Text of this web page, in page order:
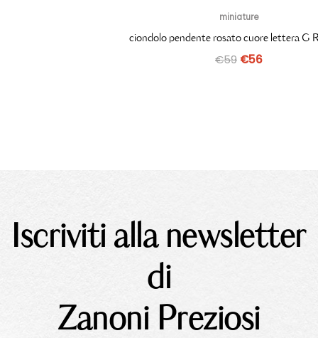
miniature
ciondolo pendente rosato cuore lettera G
€59 €56
Iscriviti alla newsletter
di
Zanoni Preziosi